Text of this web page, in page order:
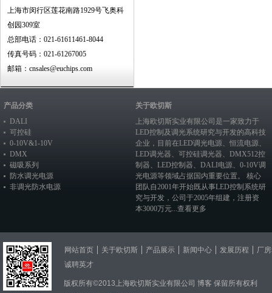
上海市闵行区莲花南路1929号飞奥科
创园309室
总部电话：021-61611461-8044
传真号码：021-61267005
邮箱：cnsales@euchips.com
产品分类
DALI
可控硅
0-10V&1-10V
DMX
磁吸系列
防水调光电源
非调光防水电源
关于欧切斯
上海欧切斯实业有限公司是一家致力于
LED控制及调光系统研究与开发的高科技
企业，目前在LED调光电源、恒流电源、
LED调光器、 可控硅调光器、 DMX512控
制器、 LED控制器、 DALI电源、 0-10V调
光电源等领域占据国内重要位置。 核心
团队自2001年开始既从事LED控制系统研
究与开发，公司于2005年组建，注册资
本3000万元...查看更多
网站首页 关于欧切斯 产品展示 新闻中心 发展历程
厂
诚聘英才
版权所有©2013上海欧切斯实业有限公司 博客 保留所有权利